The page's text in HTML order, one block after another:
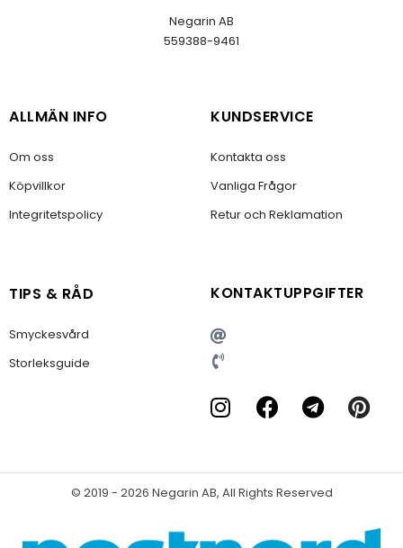
Negarin AB
559388-9461
ALLMÄN INFO
Om oss
Köpvillkor
Integritetspolicy
KUNDSERVICE
Kontakta oss
Vanliga Frågor
Retur och Reklamation
TIPS & RÅD
Smyckesvård
Storleksguide
KONTAKTUPPGIFTER
© 2019 - 2026 Negarin AB, All Rights Reserved